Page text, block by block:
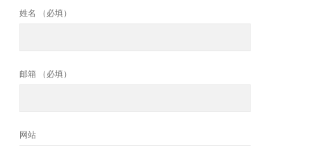
姓名 （必填）
邮箱 （必填）
网站